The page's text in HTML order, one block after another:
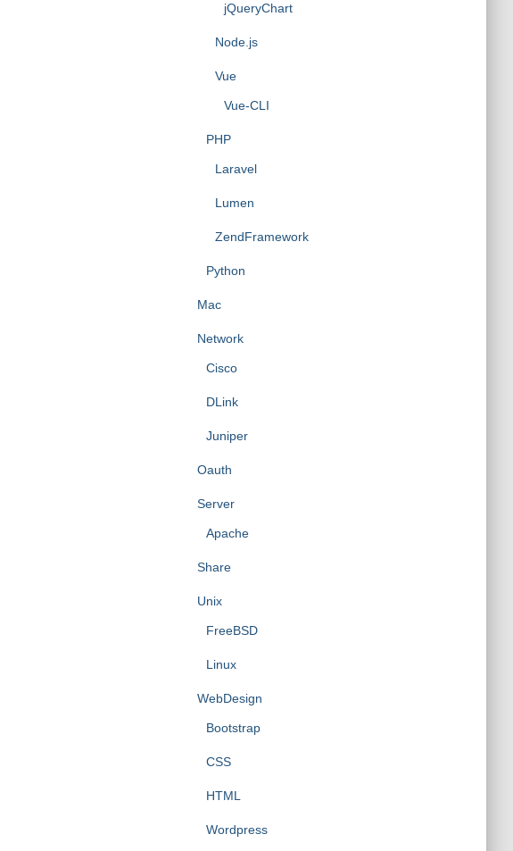
jQueryChart
Node.js
Vue
Vue-CLI
PHP
Laravel
Lumen
ZendFramework
Python
Mac
Network
Cisco
DLink
Juniper
Oauth
Server
Apache
Share
Unix
FreeBSD
Linux
WebDesign
Bootstrap
CSS
HTML
Wordpress